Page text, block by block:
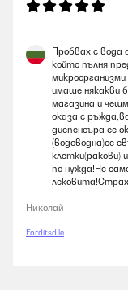
Пробвах с вода
който пълня
микроорганизми
имаше някакви
магазина и
оказа с
диспенсъра се
(водоводна)се
клетки(ракови)
по нужда!Не
Николай
Fordítsd le